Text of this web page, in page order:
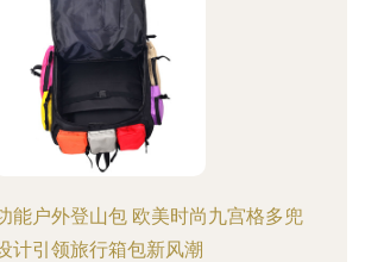
能户外登山包 欧美时尚九宫格多兜
计引领旅行箱包新风潮